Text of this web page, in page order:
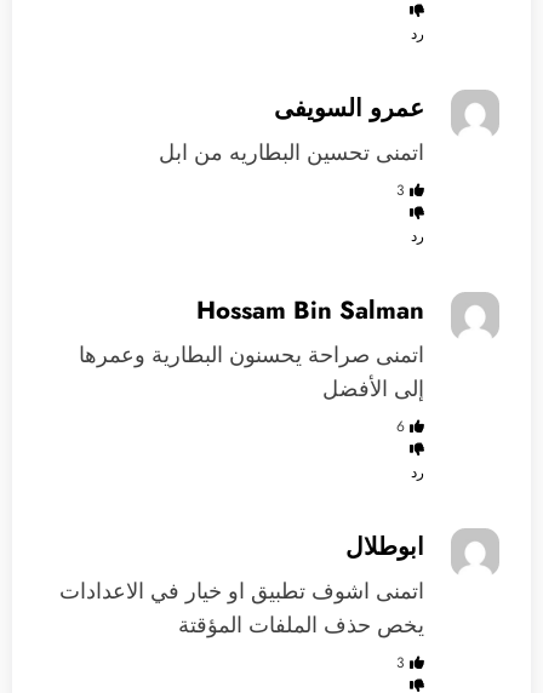
رد
عمرو السويفى
اتمنى تحسين البطاريه من ابل
3
رد
Hossam Bin Salman
اتمنى صراحة يحسنون البطارية وعمرها
إلى الأفضل
6
رد
ابوطلال
اتمنى اشوف تطبيق او خيار في الاعدادات
يخص حذف الملفات المؤقتة
3